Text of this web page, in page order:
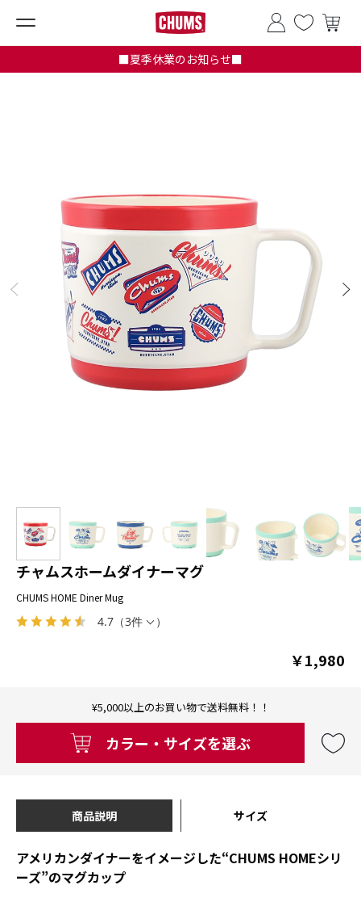
■夏季休業のお知らせ■
4.7 （3件 ）
チャムスホームダイナーマグ
CHUMS HOME Diner Mug
￥1,980
¥5,000以上のお買い物で送料無料！！
カラー・サイズを選ぶ
商品説明 サイズ
アメリカンダイナーをイメージした“CHUMS HOMEシリ
ーズ”のマグカップ